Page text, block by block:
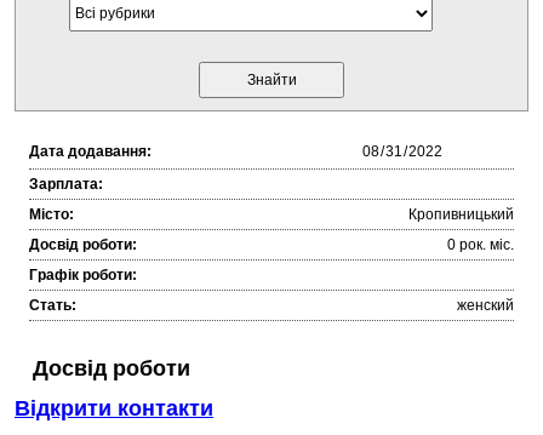
Дата додавання:
Зарплата:
Місто:
Кропивницький
Досвід роботи:
0 рок. міc.
Графік роботи:
Стать:
женский
Досвід роботи
Відкрити контакти